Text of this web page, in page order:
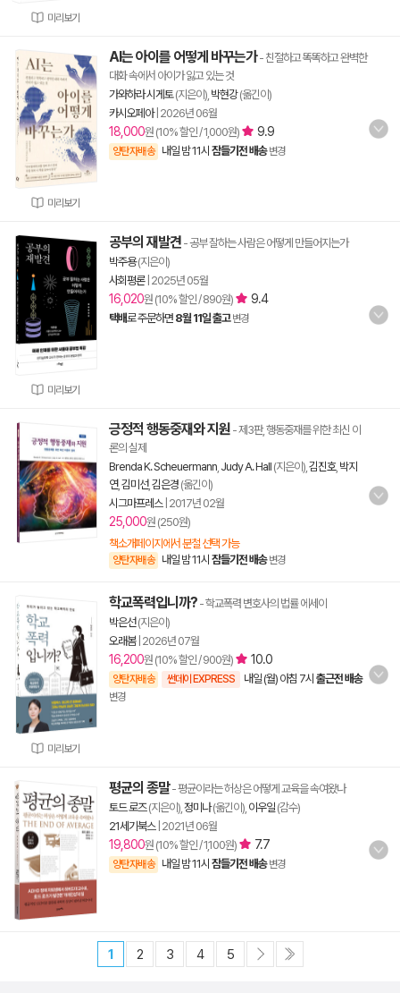
미리보기
미리보기
AI는 아이를 어떻게 바꾸는가- 친절하고 똑똑하고 완벽한
대화 속에서 아이가 잃고 있는 것
가와하라 시게토(지은이), 박현강(옮긴이)
카시오페아| 2026년 06월
18,000원 (10% 할인 / 1,000원) 9.9
양탄자배송 내일 밤 11시 잠들기전 배송 변경
미리보기
공부의 재발견 - 공부 잘하는 사람은 어떻게 만들어지는가
박주용(지은이)
사회평론| 2025년 05월
16,020원 (10% 할인 / 890원) 9.4
택배로 주문하면 8월 11일 출고 변경
긍정적 행동중재와 지원 - 제3판, 행동중재를 위한 최신 이
론의 실제
Brenda K. Scheuermann Judy A. Hall (지은이), 김진호, 박지
연, 김미선, 김은경 (옮긴이)
시그마프레스| 2017년 02월
25,000원 (250원)
책소개페이지에서 분철 선택 가능
양탄자배송 내일 밤 11시 잠들기전 배송 변경
미리보기
학교폭력입니까? - 학교폭력 변호사의 법률 에세이
박은선(지은이)
오래봄| 2026년 07월
16,200원 (10% 할인 / 900원) 10.0
양탄자배송 썬데이 EXPRESS 내일 (월) 아침 7시 출근전 배송
변경
평균의 종말- 평균이라는 허상은 어떻게 교육을 속여왔나
토드 로즈(지은이), 정미나(옮긴이), 이우일 (감수)
21세기북스| 2021년 06월
19,800원 (10% 할인 / 1,100원) 7.7
양탄자배송 내일 밤 11시 잠들기전 배송 변경
1 2 3 4 5